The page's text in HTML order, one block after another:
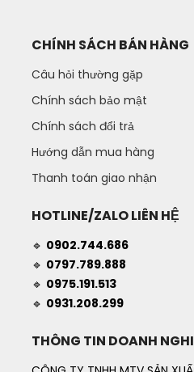
CHÍNH SÁCH BÁN HÀNG
Câu hỏi thường gặp
Chính sách bảo mật
Chính sách đổi trả
Hướng dẫn mua hàng
Thanh toán giao nhận
HOTLINE/ZALO LIÊN HỆ
🔹 0902.744.686
🔹 0797.789.888
🔹 0975.191.513
🔹 0931.208.299
THÔNG TIN DOANH